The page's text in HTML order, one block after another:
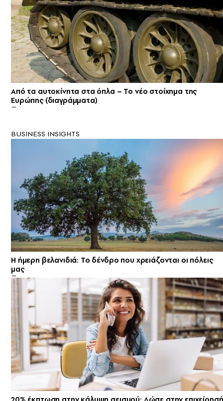
Από τα αυτοκίνητα στα όπλα – Το νέο στοίχημα της
Ευρώπης (διαγράμματα)
BUSINESS INSIGHTS
Η ήμερη βελανιδιά: Το δένδρο που χρειάζονται οι πόλεις
μας